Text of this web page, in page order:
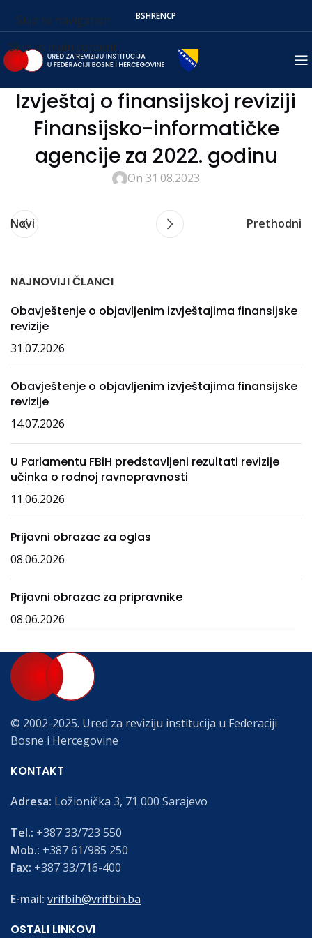
Skip to navigation
Skip to main content
BSHRENСР
Izvještaj o finansijskoj reviziji
Finansijsko-informatičke
agencije za 2022. godinu
On 31.08.2023
Novi Prethodni
NAJNOVIJI ČLANCI
Obavještenje o objavljenim izvještajima finansijske
revizije
31.07.2026
Obavještenje o objavljenim izvještajima finansijske
revizije
14.07.2026
U Parlamentu FBiH predstavljeni rezultati revizije
učinka o rodnoj ravnopravnosti
11.06.2026
Prijavni obrazac za oglas
08.06.2026
Prijavni obrazac za pripravnike
08.06.2026
© 2002-2025. Ured za reviziju institucija u Federaciji
Bosne i Hercegovine
KONTAKT
Adresa: Ložionička 3, 71 000 Sarajevo
Tel.: +387 33/723 550
Mob.: +387 61/985 250
Fax: +387 33/716-400
E-mail: vrifbih@vrifbih.ba
OSTALI LINKOVI